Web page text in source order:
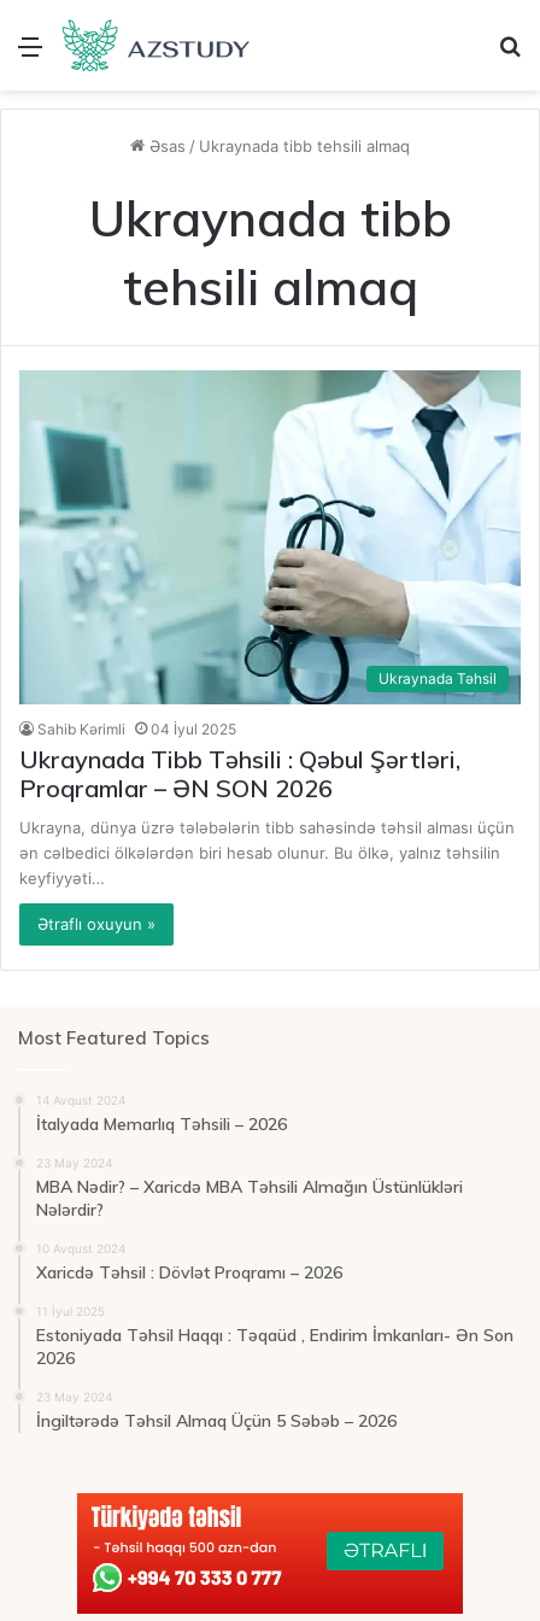
Menu
Əsas / Ukraynada tibb tehsili almaq
Ukraynada tibb
tehsili almaq
Ukraynada Təhsil
Sahib Kərimli 04 İyul 2025
Ukraynada Tibb Təhsili : Qəbul Şərtləri,
Proqramlar – ƏN SON 2026
Ukrayna, dünya üzrə tələbələrin tibb sahəsində təhsil alması üçün
ən cəlbedici ölkələrdən biri hesab olunur. Bu ölkə, yalnız təhsilin
keyfiyyəti…
Ətraflı oxuyun »
Most Featured Topics
14 Avqust 2024
İtalyada Memarlıq Təhsili – 2026
23 May 2024
MBA Nədir? – Xaricdə MBA Təhsili Almağın Üstünlükləri
Nələrdir?
10 Avqust 2024
Xaricdə Təhsil : Dövlət Proqramı – 2026
11 İyul 2025
Estoniyada Təhsil Haqqı : Təqaüd , Endirim İmkanları- Ən Son
2026
23 May 2024
İngiltərədə Təhsil Almaq Üçün 5 Səbəb – 2026